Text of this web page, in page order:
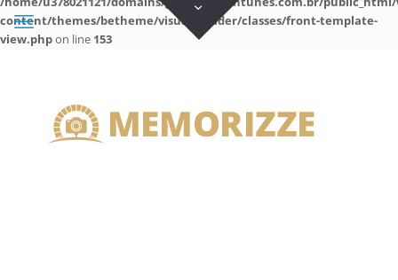
content/themes/betheme/visual-builder/classes/front-template-
view.phpon line 153